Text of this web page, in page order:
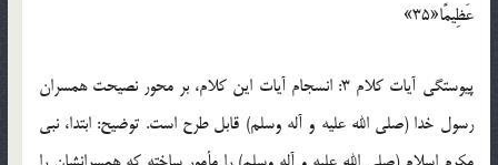
عَظِيمًا«35»
پيوستگي آيات کلام 3: انسجام آيات اين کلام، بر محور نصيحت همسران
رسول خدا (صلي الله عليه و آله وسلم) قابل طرح است. توضيح: ابتدا، نبي